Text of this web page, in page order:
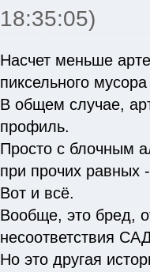
18:35:05)
Насчет меньше
пиксельного
В общем случае,
профиль.
Просто с блочным
при прочих равных
Вот и всё.
Вообще, это бред,
несоответствия
Но это другая